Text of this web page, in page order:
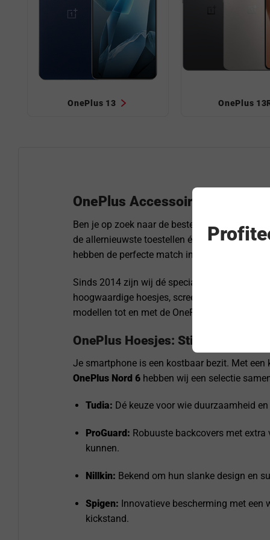
OnePlus 13 OnePlus
OnePlus Accessoires:
Ben je op zoek naar de beste accessoires
de allernieuwste toestellen én de klassiekers.
hebben de perfecte match in huis.
Sinds 2014 zijn wij dé specialist in
hoogwaardige hoesjes, screenprotectors en
modellen tot en met de OnePlus 8.
OnePlus Hoesjes: Stijlvolle
Je smartphone is een kostbaar bezit. Met
OnePlus Nord 6 hebben wij een selectie
Tudia: Dé keuze voor wie duurzaamheid
ProGuard: Robuuste backcovers met
kunnen.
Nillkin: Bekend om hun slanke design en
Spigen: Innovatieve bescherming met een
kickstand.